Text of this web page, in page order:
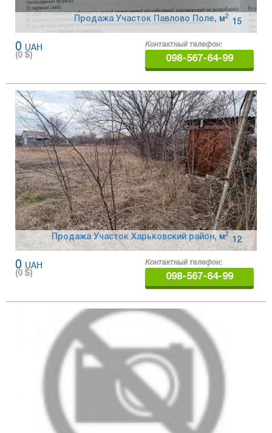
Продажа Участок Павлово Поле, 15
м 2
0 UAH
(0 $)
Контактный телефон:
098-567-64-99
Продажа Участок Харьковский район, 12
м2
0 UAH
(0 $)
Контактный телефон:
098-567-64-99